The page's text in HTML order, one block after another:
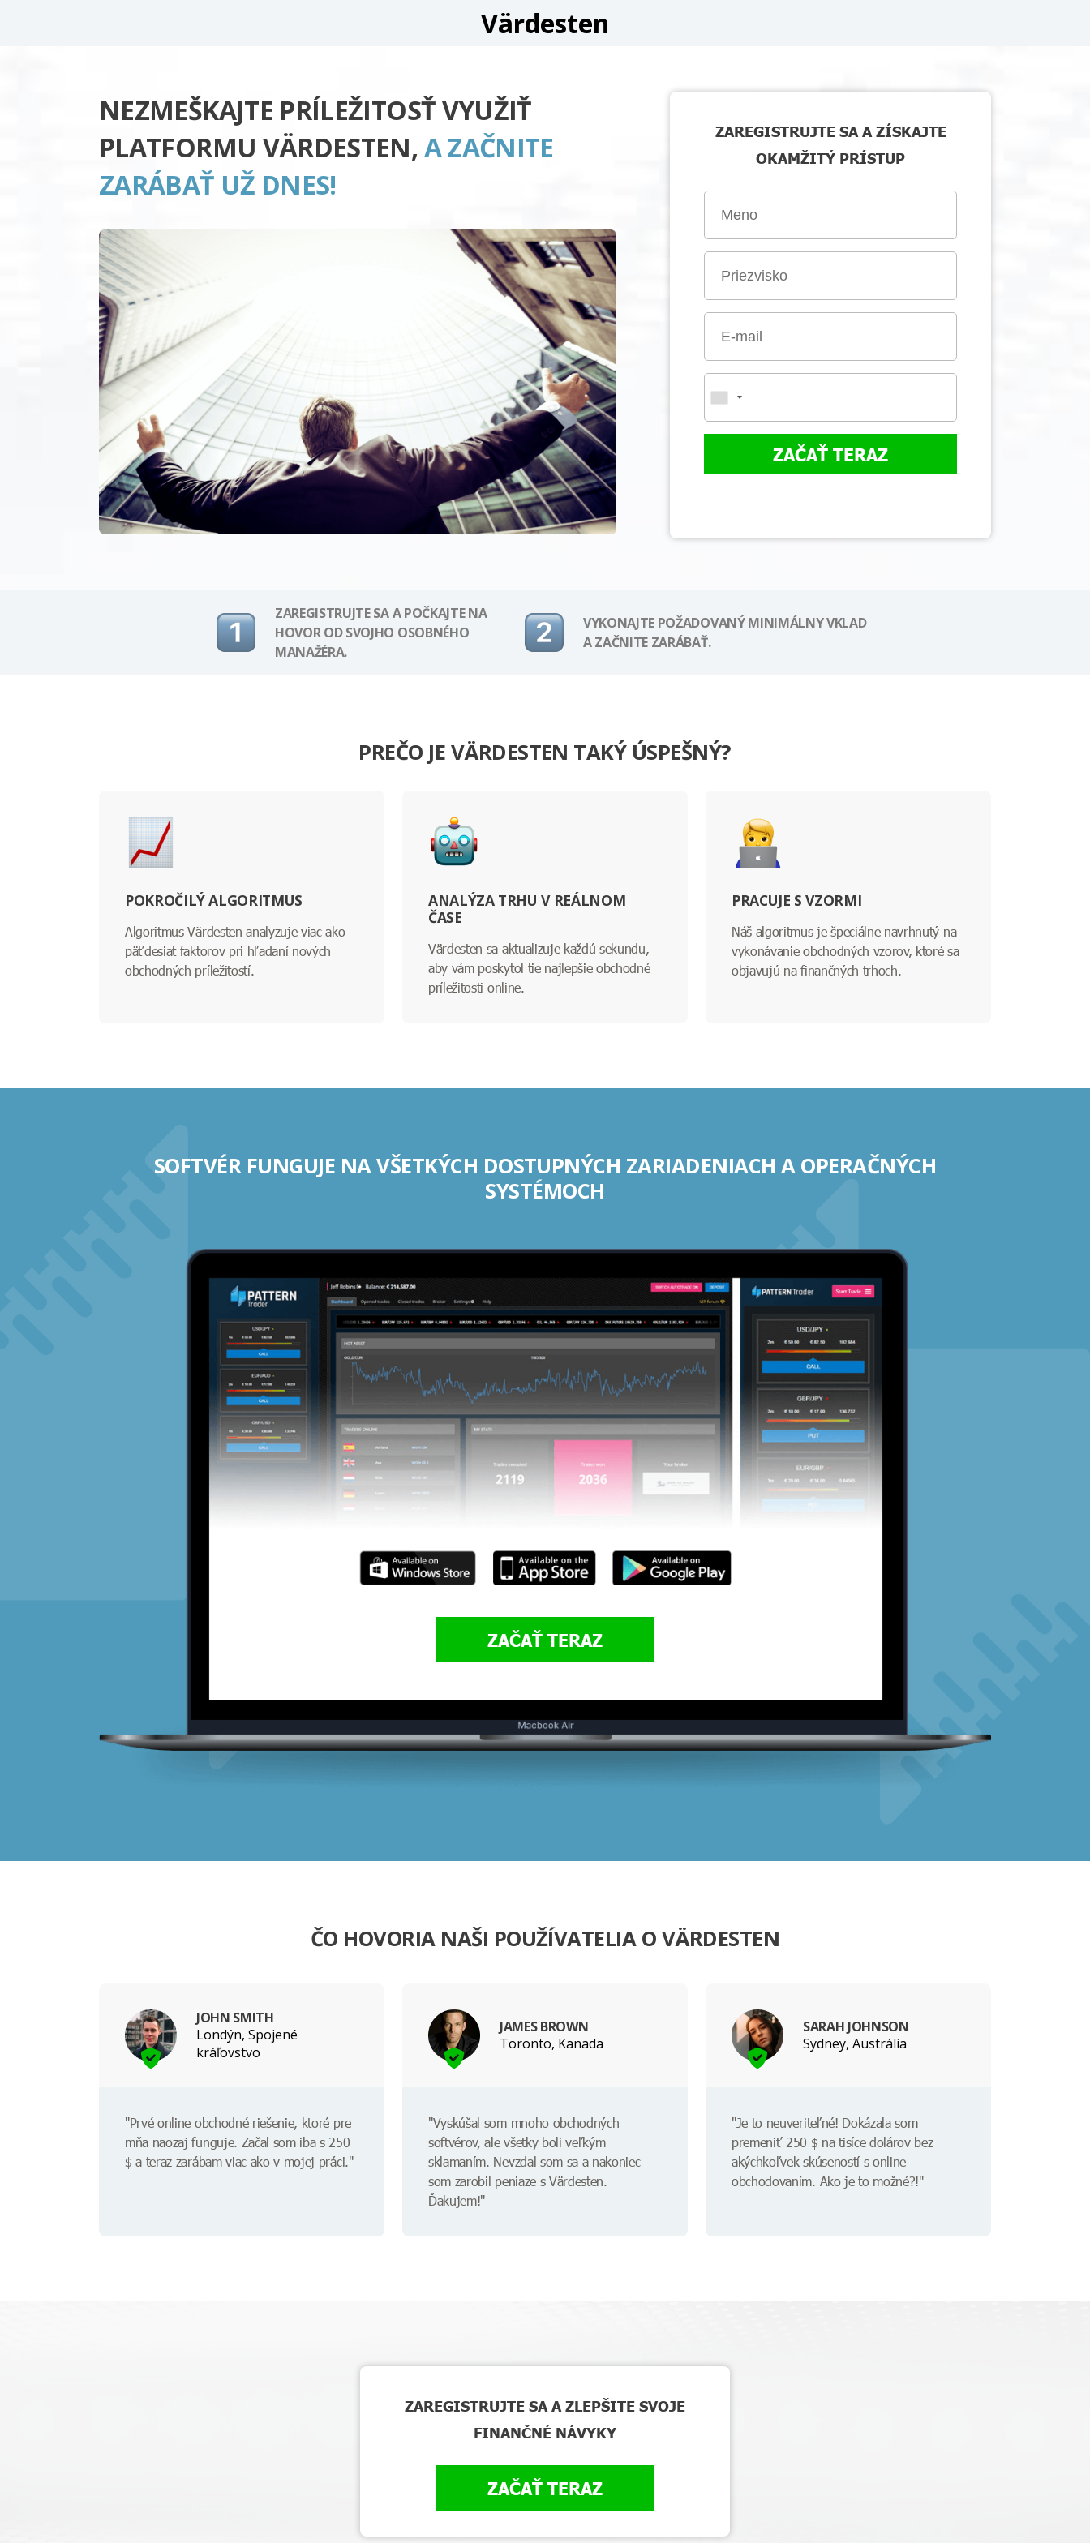
Värdesten
NEZMEŠKAJTE PRÍLEŽITOSŤ VYUŽIŤ
PLATFORMU VÄRDESTEN, A ZAČNITE
ZARÁBAŤ UŽ DNES!
ZAREGISTRUJTE SA A ZÍSKAJTE
OKAMŽITÝ PRÍSTUP
ZAČAŤ TERAZ
ZAREGISTRUJTE SA A POČKAJTE NA
HOVOR OD SVOJHO OSOBNÉHO
MANAŽÉRA.
VYKONAJTE POŽADOVANÝ MINIMÁLNY VKLAD
A ZAČNITE ZARÁBAŤ.
PREČO JE VÄRDESTEN TAKÝ ÚSPEŠNÝ?
POKROČILÝ ALGORITMUS
Algoritmus Värdesten analyzuje viac ako
päťdesiat faktorov pri hľadaní nových
obchodných príležitostí.
ANALÝZA TRHU V REÁLNOM
ČASE
Värdesten sa aktualizuje každú sekundu,
aby vám poskytol tie najlepšie obchodné
príležitosti online.
PRACUJE S VZORMI
Náš algoritmus je špeciálne navrhnutý na
vykonávanie obchodných vzorov, ktoré sa
objavujú na finančných trhoch.
SOFTVÉR FUNGUJE NA VŠETKÝCH DOSTUPNÝCH ZARIADENIACH A OPERAČNÝCH
SYSTÉMOCH
ZAČAŤ TERAZ
ČO HOVORIA NAŠI POUŽÍVATELIA O VÄRDESTEN
JOHN SMITH
Londýn, Spojené
kráľovstvo
"Prvé online obchodné riešenie, ktoré pre
mňa naozaj funguje. Začal som iba s 250
$ a teraz zarábam viac ako v mojej práci."
JAMES BROWN
Toronto, Kanada
"Vyskúšal som mnoho obchodných
softvérov, ale všetky boli veľkým
sklamaním. Nevzdal som sa a nakoniec
som zarobil peniaze s Värdesten.
Ďakujem!"
SARAH JOHNSON
Sydney, Austrália
"Je to neuveriteľné! Dokázala som
premeniť 250 $ na tisíce dolárov bez
akýchkoľvek skúseností s online
obchodovaním. Ako je to možné?!"
ZAREGISTRUJTE SA A ZLEPŠITE SVOJE
FINANČNÉ NÁVYKY
ZAČAŤ TERAZ